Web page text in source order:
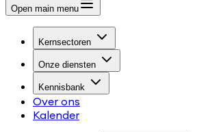
Open main menu
Kernsectoren
Onze diensten
Kennisbank
Over ons
Kalender